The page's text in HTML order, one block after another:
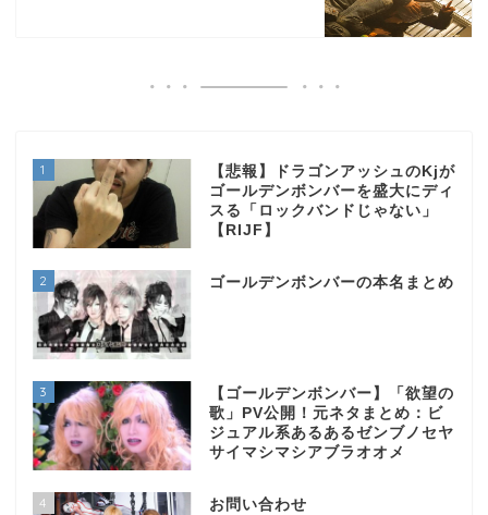
1
【悲報】ドラゴンアッシュのKjが
ゴールデンボンバーを盛大にディ
スる「ロックバンドじゃない」
【RIJF】
2 ゴールデンボンバーの本名まとめ
3
【ゴールデンボンバー】「欲望の
歌」PV公開！元ネタまとめ：ビ
ジュアル系あるあるゼンブノセヤ
サイマシマシアブラオオメ
4 お問い合わせ